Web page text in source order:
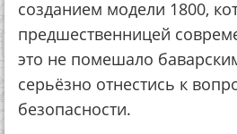
созданием модели 1800,
предшественницей
это не помешало
серьёзно отнестись к
безопасности.